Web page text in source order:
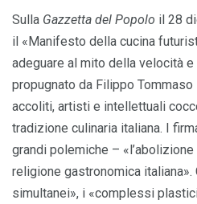
Sulla Gazzetta del Popolo il 28
il «Manifesto della cucina
adeguare al mito della velocità
propugnato da Filippo
accoliti, artisti e intellettuali
tradizione culinaria italiana. I
grandi polemiche –
religione gastronomica
simultanei», i «complessi